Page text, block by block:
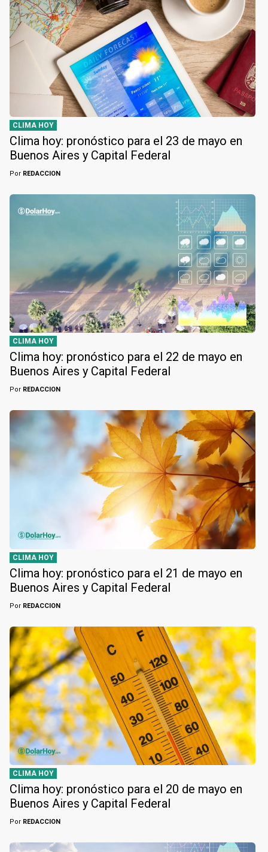
CLIMA HOY
Clima hoy: pronóstico para el 23 de mayo en
Buenos Aires y Capital Federal
Por REDACCION
CLIMA HOY
Clima hoy: pronóstico para el 22 de mayo en
Buenos Aires y Capital Federal
Por REDACCION
CLIMA HOY
Clima hoy: pronóstico para el 21 de mayo en
Buenos Aires y Capital Federal
Por REDACCION
CLIMA HOY
Clima hoy: pronóstico para el 20 de mayo en
Buenos Aires y Capital Federal
Por REDACCION